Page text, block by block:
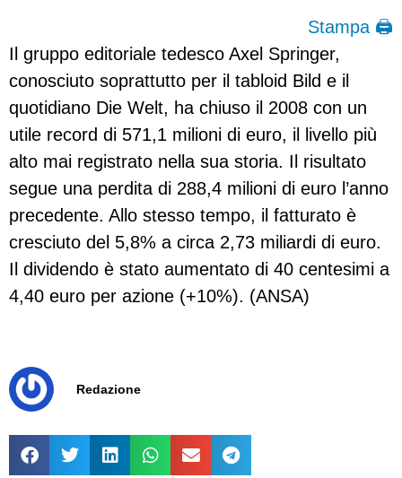
Stampa 🖨
Il gruppo editoriale tedesco Axel Springer,
conosciuto soprattutto per il tabloid Bild e il
quotidiano Die Welt, ha chiuso il 2008 con un
utile record di 571,1 milioni di euro, il livello più
alto mai registrato nella sua storia. Il risultato
segue una perdita di 288,4 milioni di euro l’anno
precedente. Allo stesso tempo, il fatturato è
cresciuto del 5,8% a circa 2,73 miliardi di euro.
Il dividendo è stato aumentato di 40 centesimi a
4,40 euro per azione (+10%). (ANSA)
Redazione